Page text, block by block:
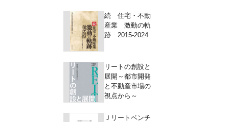
続 住宅・不動
産業 激動の軌
跡 2015-2024
リートの創設と
展開～都市開発
と不動産市場の
視点から～
Ｊリートベンチ